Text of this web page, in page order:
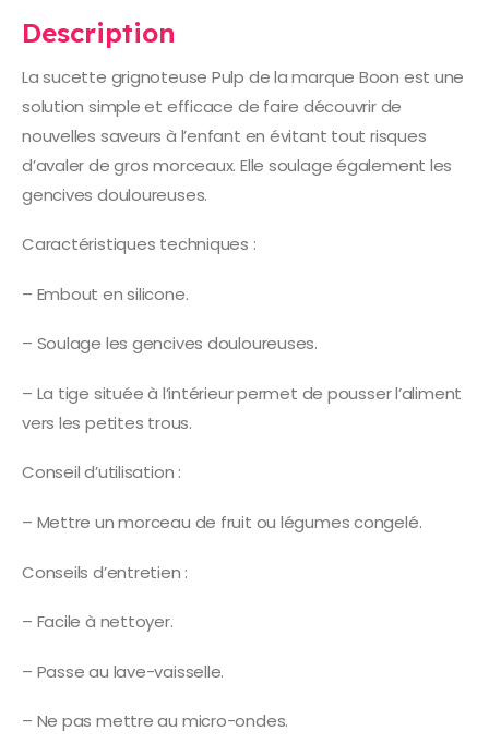
Description
La sucette grignoteuse Pulp de la marque Boon est une
solution simple et efficace de faire découvrir de
nouvelles saveurs à l’enfant en évitant tout risques
d’avaler de gros morceaux. Elle soulage également les
gencives douloureuses.
Caractéristiques techniques :
– Embout en silicone.
– Soulage les gencives douloureuses.
– La tige située à l’intérieur permet de pousser l’aliment
vers les petites trous.
Conseil d’utilisation :
– Mettre un morceau de fruit ou légumes congelé.
Conseils d’entretien :
– Facile à nettoyer.
– Passe au lave-vaisselle.
– Ne pas mettre au micro-ondes.